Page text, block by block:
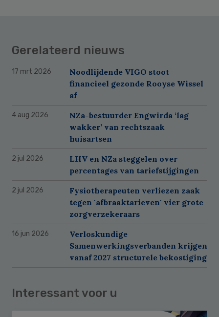
Gerelateerd nieuws
17 mrt 2026
Noodlijdende VIGO stoot
financieel gezonde Rooyse Wissel
af
4 aug 2026
NZa-bestuurder Engwirda ‘lag
wakker’ van rechtszaak
huisartsen
2 jul 2026
LHV en NZa steggelen over
percentages van tariefstijgingen
2 jul 2026
Fysiotherapeuten verliezen zaak
tegen 'afbraaktarieven' vier grote
zorgverzekeraars
16 jun 2026
Verloskundige
Samenwerkingsverbanden krijgen
vanaf 2027 structurele bekostiging
Interessant voor u